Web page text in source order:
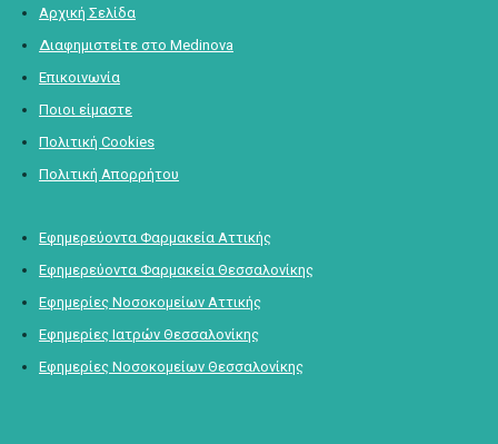
Αρχική Σελίδα
Διαφημιστείτε στο Medinova
Επικοινωνία
Ποιοι είμαστε
Πολιτική Cookies
Πολιτική Απορρήτου
Εφημερεύοντα Φαρμακεία Αττικής
Εφημερεύοντα Φαρμακεία Θεσσαλονίκης
Εφημερίες Νοσοκομείων Αττικής
Εφημερίες Ιατρών Θεσσαλονίκης
Εφημερίες Νοσοκομείων Θεσσαλονίκης